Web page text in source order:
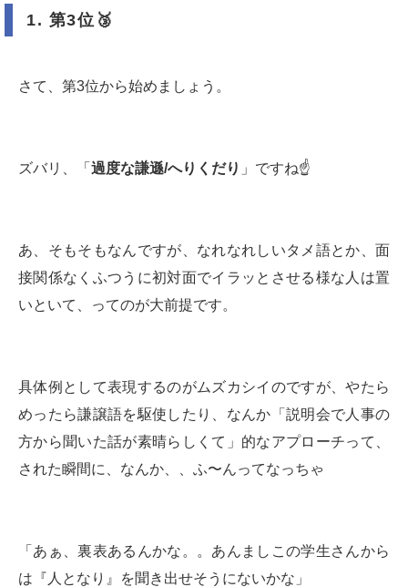
1. 第3位 🥉
さて、第3位から始めましょう。
ズバリ、「 過度な謙遜/へりくだり 」ですね☝️
あ、そもそもなんですが、なれなれしいタメ語とか、面
接関係なくふつうに初対面でイラッとさせる様な人は置
いといて、ってのが大前提です。
具体例として表現するのがムズカシイのですが、やたら
めったら謙譲語を駆使したり、なんか「説明会で人事の
方から聞いた話が素晴らしくて」的なアプローチって、
された瞬間に、なんか、、ふ〜んってなっちゃ
「あぁ、裏表あるんかな。。あんましこの学生さんから
は『人となり』を聞き出せそうにないかな」